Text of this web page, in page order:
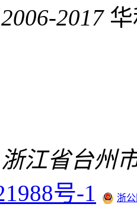
2006-2017华
江省台州
号-1
浙